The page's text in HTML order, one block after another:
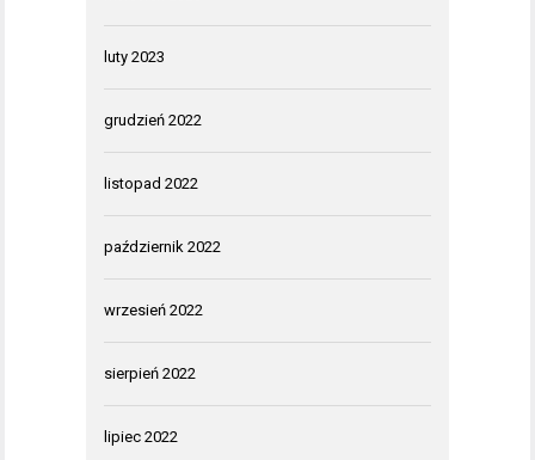
luty 2023
grudzień 2022
listopad 2022
październik 2022
wrzesień 2022
sierpień 2022
lipiec 2022